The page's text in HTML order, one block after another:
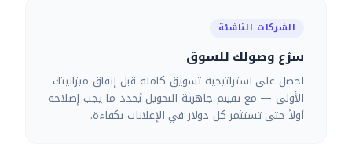
الشركات الناشئة
سرّع وصولك للسوق
احصل على استراتيجية تسويق كاملة قبل إنفاق ميزانيتك
الأولى — مع تقييم جاهزية التحويل يُحدد ما يجب إصلاحه
أولاً حتى تستثمر كل دولار في الإعلانات بكفاءة.